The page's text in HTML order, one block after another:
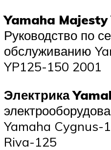
Yamaha Majesty
Руководство по
обслуживанию
YP125-150 2001
Электрика
Yamaha Cygnus-
Riva-125